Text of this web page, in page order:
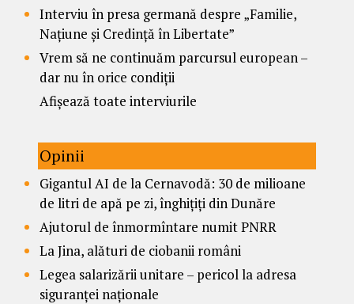
Interviu în presa germană despre „Familie,
Națiune și Credință în Libertate”
Vrem să ne continuăm parcursul european –
dar nu în orice condiții
Afișează toate interviurile
Opinii
Gigantul AI de la Cernavodă: 30 de milioane
de litri de apă pe zi, înghițiți din Dunăre
Ajutorul de înmormîntare numit PNRR
La Jina, alături de ciobanii români
Legea salarizării unitare – pericol la adresa
siguranței naționale